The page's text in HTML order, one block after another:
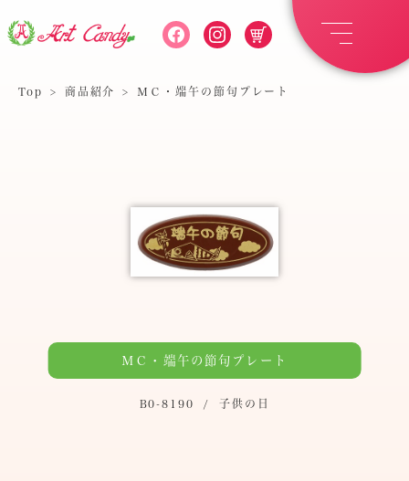
Top > 商品紹介 > ＭＣ・端午の節句プレート
ＭＣ・端午の節句プレート
B0-8190 / 子供の日